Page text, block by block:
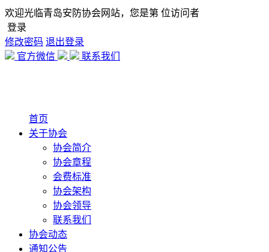
欢迎光临青岛安防协会网站，您是第 位访问者
登录
修改密码 退出登录
官方微信
联系我们
首页
关于协会
协会简介
协会章程
会费标准
协会架构
协会领导
联系我们
协会动态
通知公告